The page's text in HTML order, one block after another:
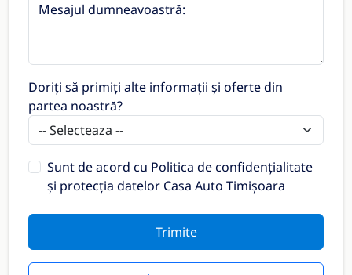
Mesajul dumneavoastră:
Doriți să primiți alte informații și oferte din
partea noastră?
Sunt de acord cu Politica de confidențialitate
și protecția datelor Casa Auto Timișoara
Trimite